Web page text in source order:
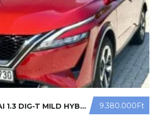
9.380.000Ft
NISSAN QASHQAI 1.3 DIG-T MILD HYBRI ...